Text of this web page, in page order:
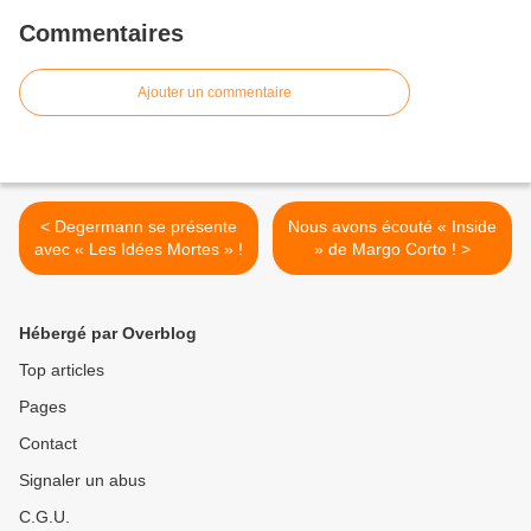
Commentaires
Ajouter un commentaire
< Degermann se présente
avec « Les Idées Mortes » !
Nous avons écouté « Inside
» de Margo Corto ! >
Hébergé par Overblog
Top articles
Pages
Contact
Signaler un abus
C.G.U.